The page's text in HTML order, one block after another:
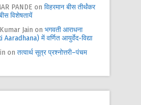
PANDE on विहरमान बीस तीर्थंकर
विशेषतायें
Jain on भगवती आराधना
में वर्णित आयुर्वेद-विद्या
on तत्वार्थ सूत्र प्रश्नोत्तरी–पंचम